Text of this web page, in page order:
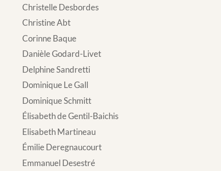
Christelle Desbordes
Christine Abt
Corinne Baque
Danièle Godard-Livet
Delphine Sandretti
Dominique Le Gall
Dominique Schmitt
Élisabeth de Gentil-Baichis
Elisabeth Martineau
Émilie Deregnaucourt
Emmanuel Desestré